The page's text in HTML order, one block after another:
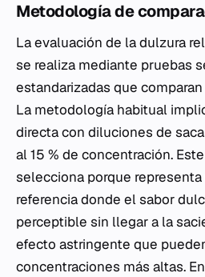
Metodología de
La evaluación de la dulzura
se realiza mediante pruebas
estandarizadas que
La metodología habitual
directa con diluciones de
al 15 % de concentración.
selecciona porque
referencia donde el sabor
perceptible sin llegar a la
efecto astringente que
concentraciones más altas.